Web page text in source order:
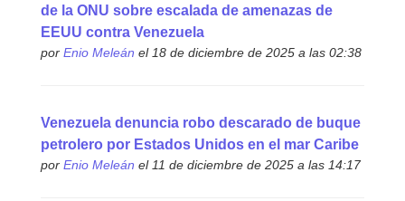
de la ONU sobre escalada de amenazas de
EEUU contra Venezuela
por Enio Meleán el 18 de diciembre de 2025 a las 02:38
Venezuela denuncia robo descarado de buque
petrolero por Estados Unidos en el mar Caribe
por Enio Meleán el 11 de diciembre de 2025 a las 14:17